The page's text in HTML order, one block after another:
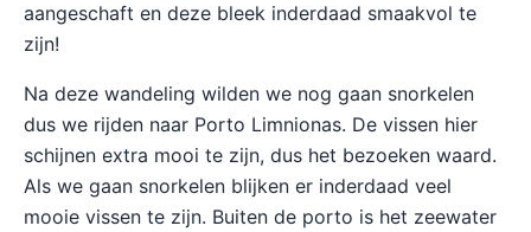
aangeschaft en deze bleek inderdaad smaakvol te
zijn!
Na deze wandeling wilden we nog gaan snorkelen
dus we rijden naar Porto Limnionas. De vissen hier
schijnen extra mooi te zijn, dus het bezoeken waard.
Als we gaan snorkelen blijken er inderdaad veel
mooie vissen te zijn. Buiten de porto is het zeewater